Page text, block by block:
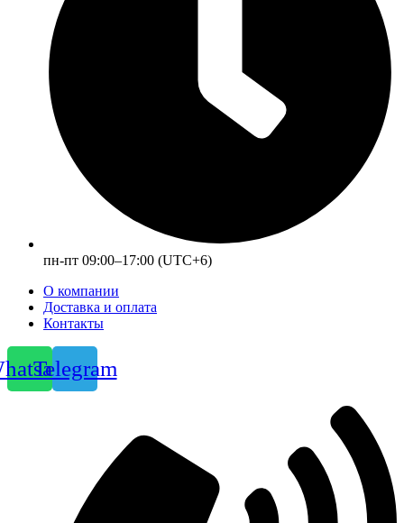
пн-пт 09:00–17:00 (UTC+6)
О компании
Доставка и оплата
Контакты
Telegram